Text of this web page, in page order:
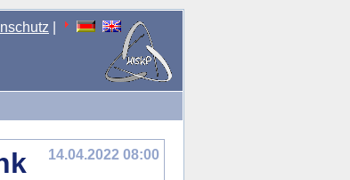
14.04.2022 08:00